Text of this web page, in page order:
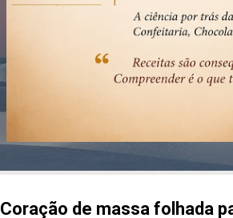
Coração de massa folhada